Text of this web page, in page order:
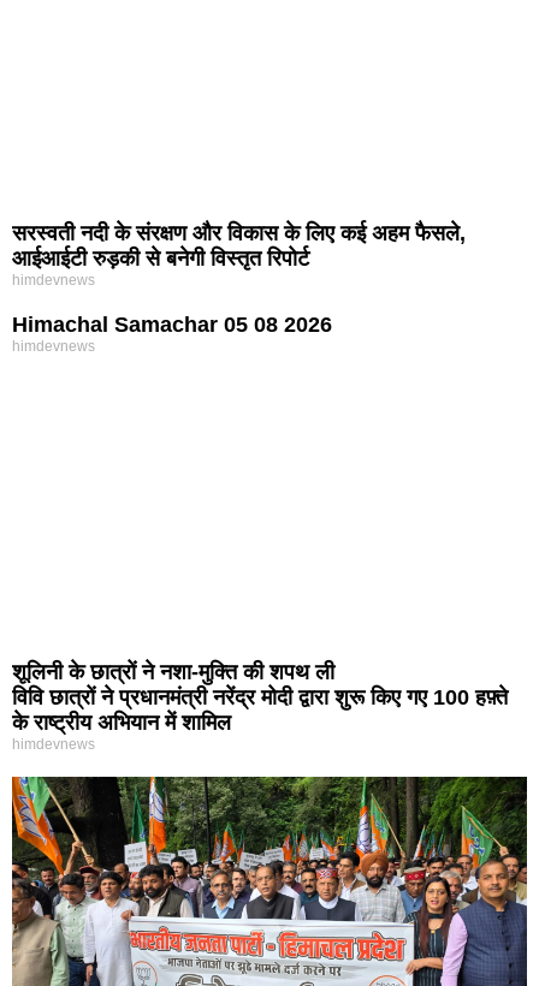
सरस्वती नदी के संरक्षण और विकास के लिए कई अहम फैसले,
आईआईटी रुड़की से बनेगी विस्तृत रिपोर्ट
himdevnews
Himachal Samachar 05 08 2026
himdevnews
शूलिनी के छात्रों ने नशा-मुक्ति की शपथ ली
विवि छात्रों ने प्रधानमंत्री नरेंद्र मोदी द्वारा शुरू किए गए 100 हफ़्ते
के राष्ट्रीय अभियान में शामिल
himdevnews